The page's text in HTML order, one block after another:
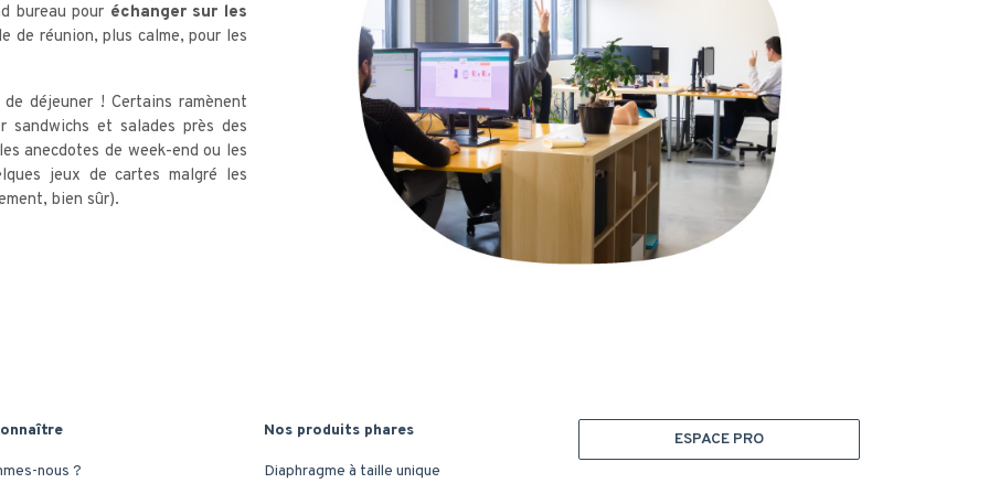
bureau pour échanger sur les
de réunion, plus calme, pour les
déjeuner ! Certains ramènent
et salades près des
anecdotes de week-end ou les
jeux de cartes malgré les
bien sûr).
nous ?
Nos produits phares
Diaphragme à taille unique
ESPACE PRO